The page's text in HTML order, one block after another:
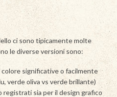
ci sono tipicamente molte
le diverse versioni sono:
colore significative o facilmente
verde oliva vs verde brillante)
registrati sia per il design grafico